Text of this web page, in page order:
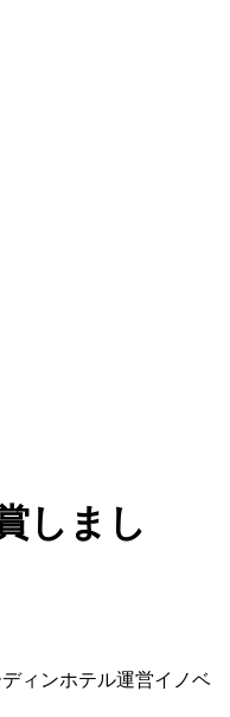
しまし
ィンホテル運営イノベ